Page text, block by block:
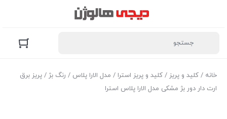
خانه / کلید و پریز / کلید و پریز استرا / مدل الارا پلاس / رنگ بژ / پریز برق
ارت دار دور بژ مشکی مدل الارا پلاس استرا